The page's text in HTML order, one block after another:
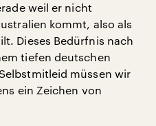
weil er nicht
kommt, also als
Dieses Bedürfnis nach
tiefen deutschen
müssen wir
ein Zeichen von